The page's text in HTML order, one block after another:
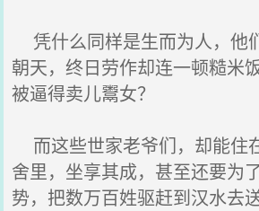
凭什么同样是生而为人，他
朝天，终日劳作却连一顿糙米
被逼得卖儿鬻女？
而这些世家老爷们，却能住
舍里，坐享其成，甚至还要为
势，把数万百姓驱赶到汉水去送